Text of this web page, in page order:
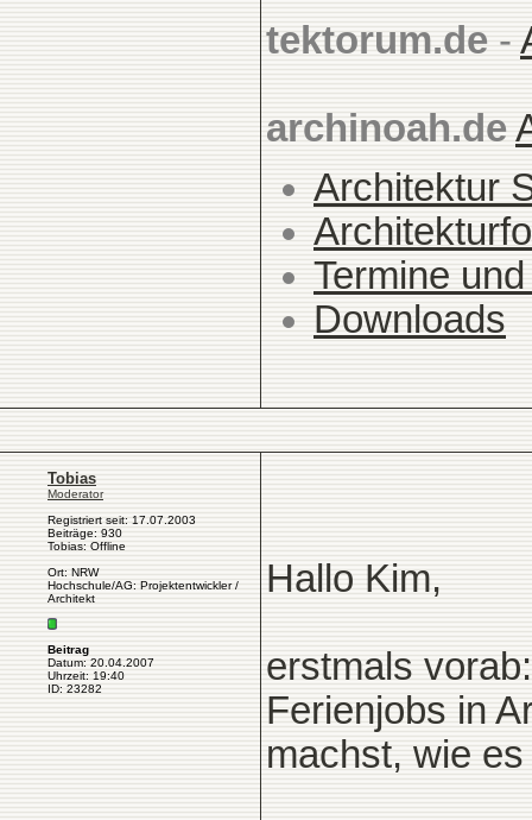
tektorum.de -
archinoah.de
Architektur
Termine
Downloads
Tobias
Moderator
Registriert seit: 17.07.2003
Beiträge: 930
Tobias: Offline
Ort: NRW
Hochschule/AG: Projektentwickler /
Architekt
Beitrag
Datum: 20.04.2007
Uhrzeit: 19:40
ID: 23282
Hallo Kim,
erstmals
Ferienjobs in
machst, wie